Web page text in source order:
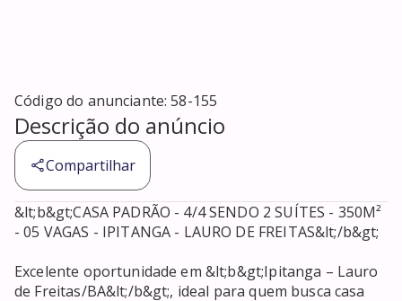
Código do anunciante:58-155
Descrição do anúncio
Compartilhar
&lt;b&gt;CASA PADRÃO - 4/4 SENDO 2 SUÍTES - 350M²
- 05 VAGAS - IPITANGA - LAURO DE FREITAS&lt;/b&gt;
Excelente oportunidade em &lt;b&gt;Ipitanga – Lauro
de Freitas/BA&lt;/b&gt;, ideal para quem busca casa